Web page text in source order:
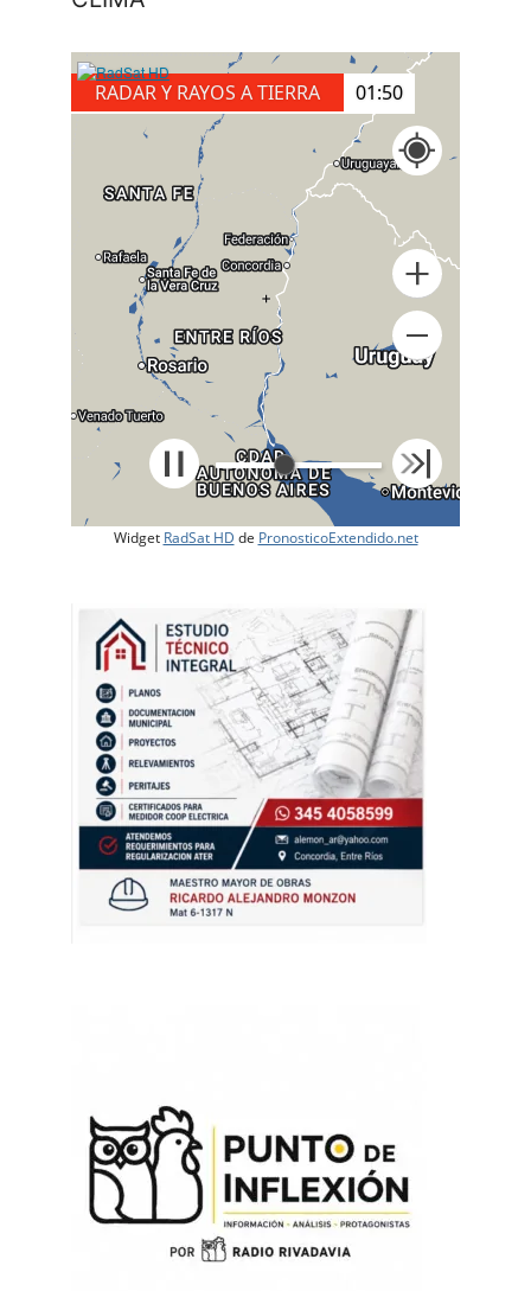
RADAR Y RAYOS A TIERRA 02:00
+
Widget RadSat HD de PronosticoExtendido.net